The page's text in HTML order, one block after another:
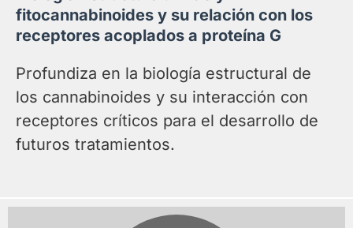
fitocannabinoides y su relación con los
receptores acoplados a proteína G
Profundiza en la biología estructural de
los cannabinoides y su interacción con
receptores críticos para el desarrollo de
futuros tratamientos.